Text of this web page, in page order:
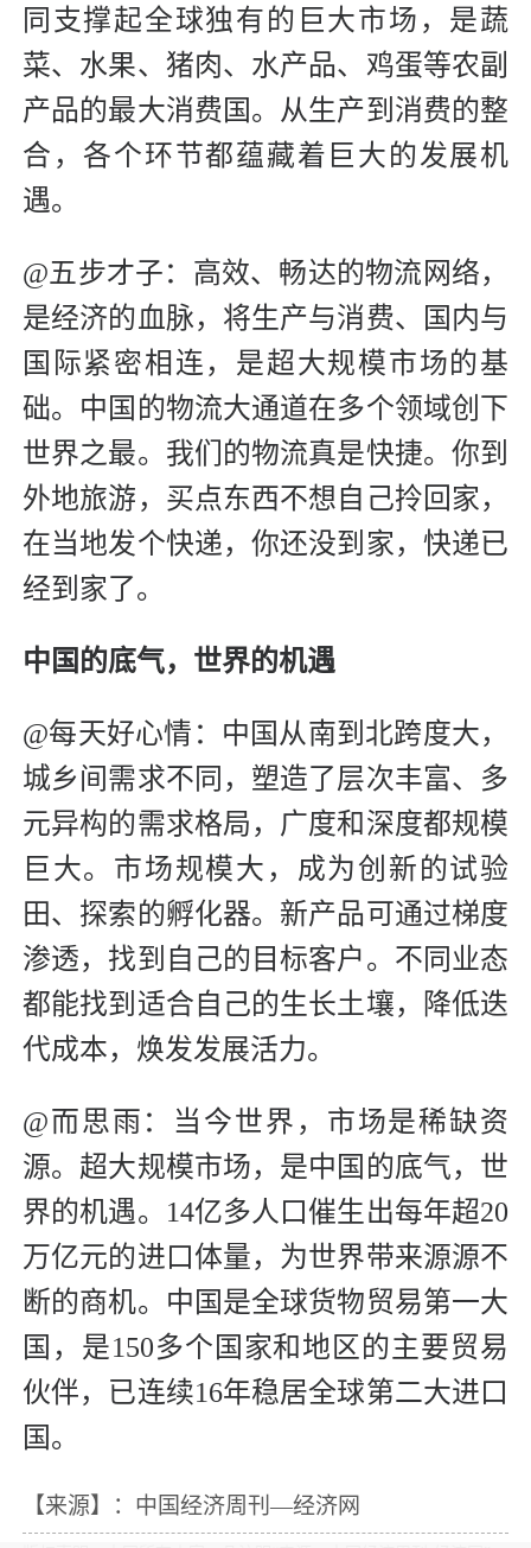
同支撑起全球独有的巨大市场，是蔬
菜、水果、猪肉、水产品、鸡蛋等农副
产品的最大消费国。从生产到消费的整
合，各个环节都蕴藏着巨大的发展机
遇。
@五步才子：高效、畅达的物流网络，
是经济的血脉，将生产与消费、国内与
国际紧密相连，是超大规模市场的基
础。中国的物流大通道在多个领域创下
世界之最。我们的物流真是快捷。你到
外地旅游，买点东西不想自己拎回家，
在当地发个快递，你还没到家，快递已
经到家了。
中国的底气， 世界的机遇
@每天好心情：中国从南到北跨度大，
城乡间需求不同，塑造了层次丰富、多
元异构的需求格局，广度和深度都规模
巨大。市场规模大，成为创新的试验
田、探索的孵化器。新产品可通过梯度
渗透，找到自己的目标客户。不同业态
都能找到适合自己的生长土壤，降低迭
代成本，焕发发展活力。
@而思雨：当今世界，市场是稀缺资
源。超大规模市场，是中国的底气，世
界的机遇。14亿多人口催生出每年超20
万亿元的进口体量，为世界带来源源不
断的商机。中国是全球货物贸易第一大
国，是150多个国家和地区的主要贸易
伙伴，已连续16年稳居全球第二大进口
国。
【来源】：中国经济周刊—经济网